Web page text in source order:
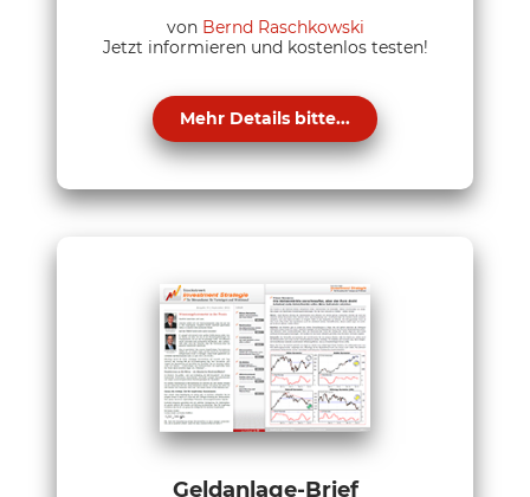
von Bernd Raschkowski
Jetzt informieren und kostenlos testen!
Mehr Details bitte...
Geldanlage-Brief